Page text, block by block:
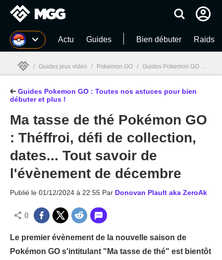
MGG Actu Guides Bien débuter Raids
MGG
/ Guides jeux vidéo / Pokemon GO / Guides Pokemon GO : Toutes nos astuces pour bien débuter et plus !
Guides Pokemon GO : Toutes nos astuces pour bien
débuter et plus !
Ma tasse de thé Pokémon GO
: Théffroi, défi de collection,
dates... Tout savoir de
l'évènement de décembre
Publié le 01/12/2024 à 22:55 Par Donovan Plault aka ZeroAk
0
Le premier évènement de la nouvelle saison de
Pokémon GO s'intitulant "Ma tasse de thé" est bientôt